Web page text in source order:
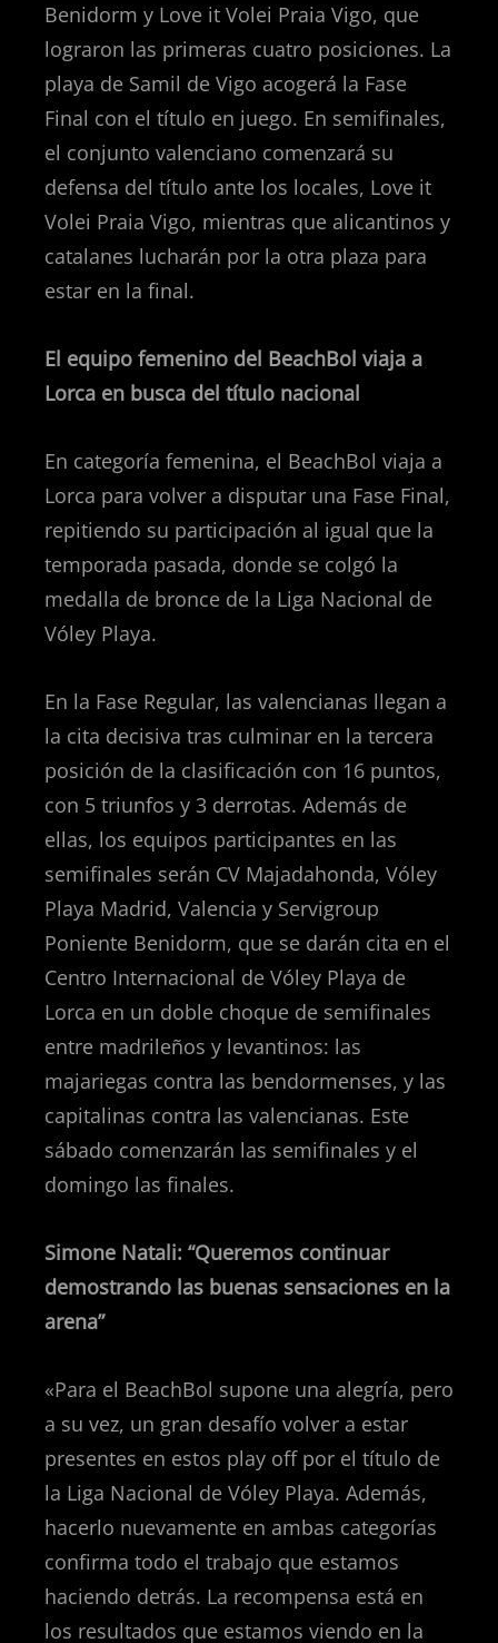
Benidorm y Love it Volei Praia Vigo, que
lograron las primeras cuatro posiciones. La
playa de Samil de Vigo acogerá la Fase
Final con el título en juego. En semifinales,
el conjunto valenciano comenzará su
defensa del título ante los locales, Love it
Volei Praia Vigo, mientras que alicantinos y
catalanes lucharán por la otra plaza para
estar en la final.
El equipo femenino del BeachBol viaja a
Lorca en busca del título nacional
En categoría femenina, el BeachBol viaja a
Lorca para volver a disputar una Fase Final,
repitiendo su participación al igual que la
temporada pasada, donde se colgó la
medalla de bronce de la Liga Nacional de
Vóley Playa.
En la Fase Regular, las valencianas llegan a
la cita decisiva tras culminar en la tercera
posición de la clasificación con 16 puntos,
con 5 triunfos y 3 derrotas. Además de
ellas, los equipos participantes en las
semifinales serán CV Majadahonda, Vóley
Playa Madrid, Valencia y Servigroup
Poniente Benidorm, que se darán cita en el
Centro Internacional de Vóley Playa de
Lorca en un doble choque de semifinales
entre madrileños y levantinos: las
majariegas contra las bendormenses, y las
capitalinas contra las valencianas. Este
sábado comenzarán las semifinales y el
domingo las finales.
Simone Natali: “Queremos continuar
demostrando las buenas sensaciones en la
arena”
«Para el BeachBol supone una alegría, pero
a su vez, un gran desafío volver a estar
presentes en estos play off por el título de
la Liga Nacional de Vóley Playa. Además,
hacerlo nuevamente en ambas categorías
confirma todo el trabajo que estamos
haciendo detrás. La recompensa está en
los resultados que estamos viendo en la